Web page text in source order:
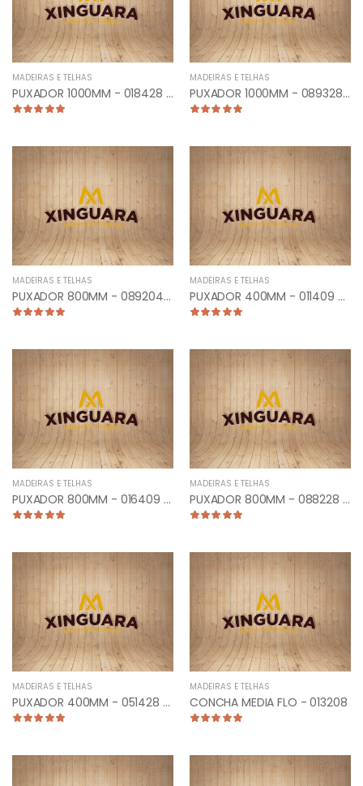
MADEIRAS E TELHAS
PUXADOR 1000MM - 018428 - TUBULAR RETO ESCOVADO
MADEIRAS E TELHAS
PUXADOR 1000MM - 089328 - PLANO CURVO ESCOVADO
MADEIRAS E TELHAS
PUXADOR 800MM - 089204 - PLANO CURVO CROMADO
MADEIRAS E TELHAS
PUXADOR 400MM - 011409 - TUBULAR RETO ANTIQUE
MADEIRAS E TELHAS
PUXADOR 800MM - 016409 - TUBULAR RETO ANTIQUE
MADEIRAS E TELHAS
PUXADOR 800MM - 088228 - TUB. CURVO FRONTAL ESCOVADO
MADEIRAS E TELHAS
PUXADOR 400MM - 051428 - PLANO RETO ESCOVADO
MADEIRAS E TELHAS
CONCHA MEDIA FLO - 013208